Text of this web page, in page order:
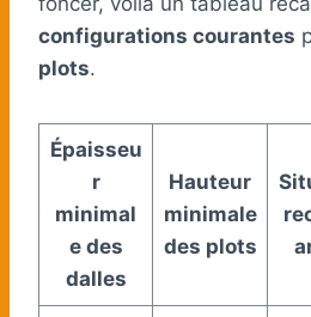
configurations courantes
plots.
Épaisseu
r
minimal
e des
dalles
Hauteur
minimale
des plots